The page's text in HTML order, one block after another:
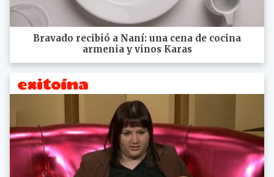
Bravado recibió a Naní: una cena de cocina
armenia y vinos Karas